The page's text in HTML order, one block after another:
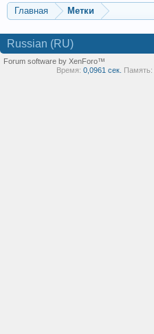
Главная Метки
Russian (RU)
Forum software by XenForo™
Время: 0,0961 сек. Память: